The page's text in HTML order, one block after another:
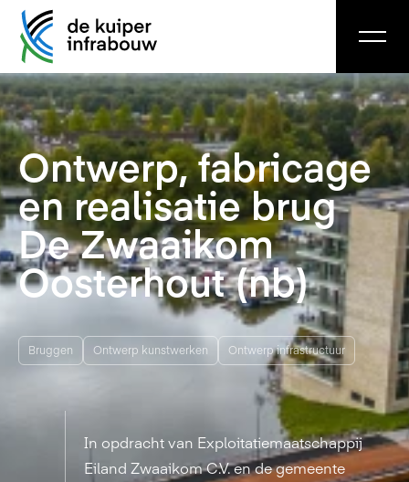
Ontwerp, fabricage
en realisatie brug
De Zwaaikom
Oosterhout (nb)
Bruggen Ontwerp kunstwerken Ontwerp infrastructuur
In opdracht van Exploitatiemaatschappij
Eiland Zwaaikom C.V. en de gemeente